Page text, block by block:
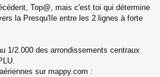
Top@, mais c'est toi qui détermine
la Presqu'Ile entre les 2 lignes à forte
1/2.000 des arrondissements centraux
sur mappy.com :